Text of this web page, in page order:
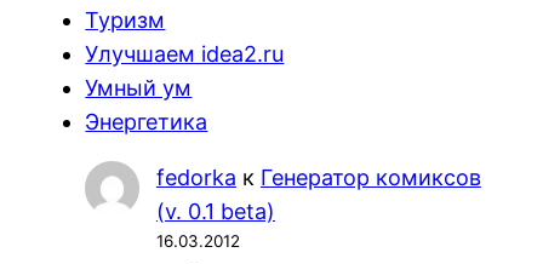
Туризм
Улучшаем idea2.ru
Умный ум
Энергетика
fedorka к Генератор комиксов
(v. 0.1 beta)
16.03.2012